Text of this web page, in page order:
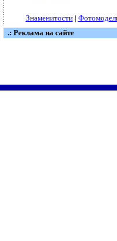
Знаменитости|
.: Реклама на сайте